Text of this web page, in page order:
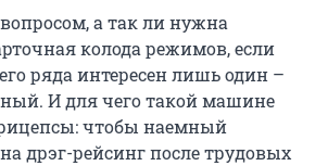
а так ли нужна
колода режимов, если
ряда интересен лишь один –
И для чего такой машине
чтобы наемный
дрэг-рейсинг после трудовых